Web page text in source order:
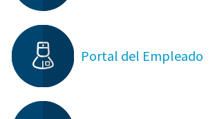
Portal del Empleado